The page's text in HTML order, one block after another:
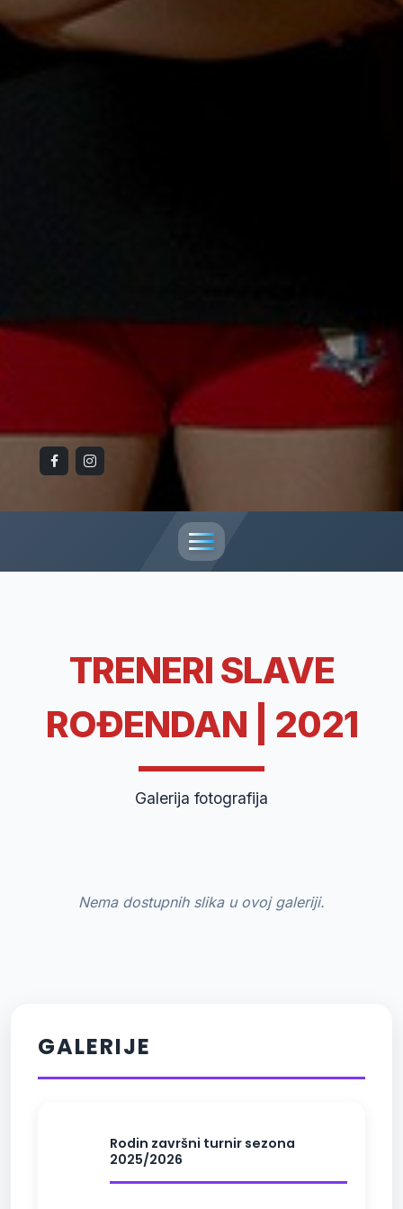
TRENERI SLAVE
ROĐENDAN | 2021
Galerija fotografija
Nema dostupnih slika u ovoj galeriji.
GALERIJE
Rodin završni turnir sezona
2025/2026